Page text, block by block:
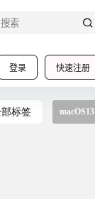
登录 快速注册
标签 macOS13